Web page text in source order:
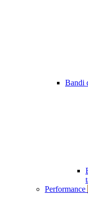
Bandi
Performance